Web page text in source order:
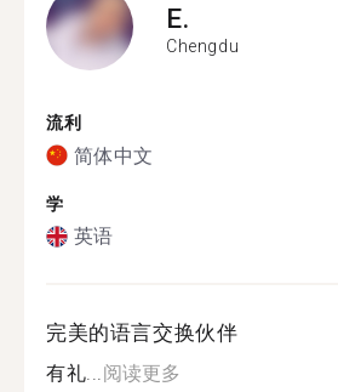
E.
Chengdu
流利
简体中文
学
英语
完美的语言交换伙伴
有礼...阅读更多